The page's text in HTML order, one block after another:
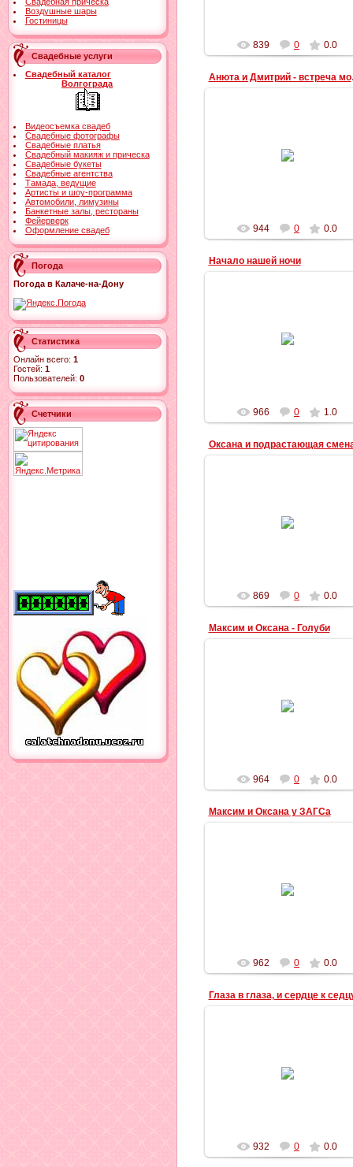
Воздушные шары
Гостиницы
Свадебные услуги
Свадебный каталог
Волгограда
Видеосъемка свадеб
Свадебные фотографы
Свадебные платья
Свадебный макияж и прическа
Свадебные букеты
Свадебные агентства
Тамада, ведущие
Артисты и шоу-программа
Автомобили, лимузины
Банкетные залы, рестораны
Фейерверк
Оформление свадеб
Погода
Погода в Калаче-на-Дону
Статистика
Онлайн всего: 1
Гостей: 1
Пользователей: 0
Счетчики
839 0 0.0
Анюта и Дмитрий - встреча
молодых
944 0 0.0
Начало нашей ночи
Фейерверк на свадьбе Насти и
Саши
966 0 1.0
Оксана и подрастающая
869 0 0.0
Максим и Оксана - Голуби
964 0 0.0
Максим и Оксана у ЗАГСа
962 0 0.0
Глаза в глаза, и сердце к
Максим и Оксана
932 0 0.0